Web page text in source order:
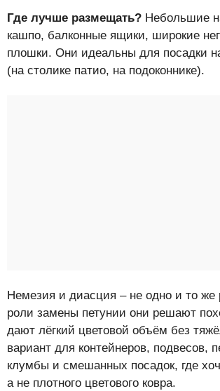
Где лучше размещать? Небольшие
кашпо, балконные ящики, широкие
плошки. Они идеальны для посадки
(на столике патио, на подоконнике).
Немезия и диасция – не одно и то же
роли замены петунии они решают
дают лёгкий цветовой объём без
вариант для контейнеров, подвесов,
клумбы и смешанных посадок, где
а не плотного цветового ковра.